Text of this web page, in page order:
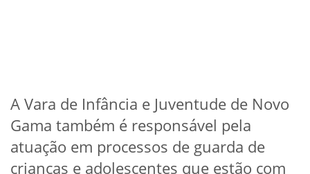
A Vara de Infância e Juventude de Novo
Gama também é responsável pela
atuação em processos de guarda de
crianças e adolescentes que estão com